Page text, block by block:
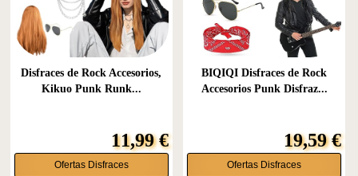
Disfraces de Rock Accesorios,
Kikuo Punk Runk...
11,99 €
Ofertas Disfraces
BIQIQI Disfraces de Rock
Accesorios Punk Disfraz...
19,59 €
Ofertas Disfraces